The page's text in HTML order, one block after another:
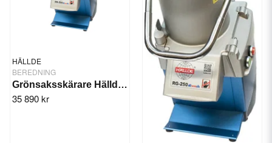
HÄLLDE
BEREDNING
Grönsaksskärare Hällde RG-250 diwash 1-fas
35 890 kr